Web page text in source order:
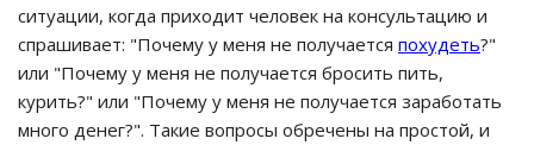
ситуации, когда приходит человек на консультацию и
спрашивает: "Почему у меня не получается похудеть?"
или "Почему у меня не получается бросить пить,
курить?" или "Почему у меня не получается заработать
много денег?". Такие вопросы обречены на простой, и